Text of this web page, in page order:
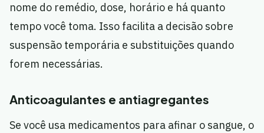
nome do remédio, dose, horário e há quanto
tempo você toma. Isso facilita a decisão sobre
suspensão temporária e substituições quando
forem necessárias.
Anticoagulantes e antiagregantes
Se você usa medicamentos para afinar o sangue, o